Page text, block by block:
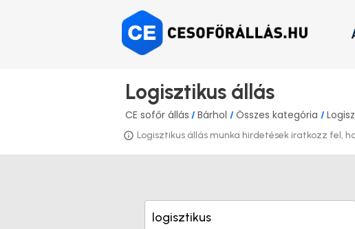
Logisztikus állás
CE sofőr állás / Bárhol / Összes kategória /
Logisztikus állás munka hirdetések iratkozz fel,